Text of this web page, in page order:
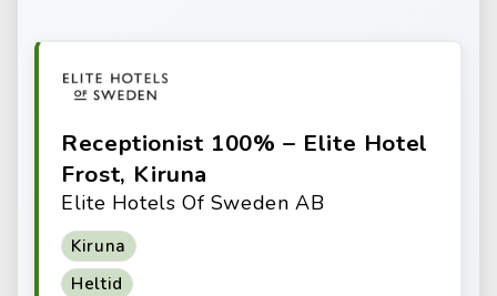
Receptionist 100% – Elite Hotel
Frost, Kiruna
Elite Hotels Of Sweden AB
Kiruna
Heltid